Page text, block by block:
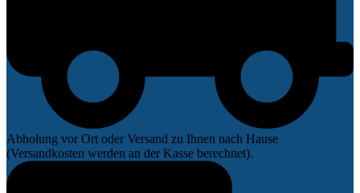
Abholung vor Ort oder Versand zu Ihnen nach Hause
(Versandkosten werden an der Kasse berechnet).